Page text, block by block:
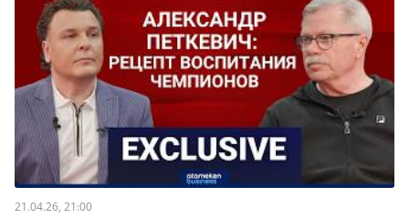
21.04.26, 21:00